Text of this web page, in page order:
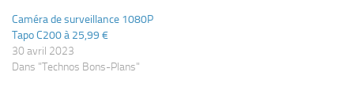
Caméra de surveillance 1080P
Tapo C200 à 25,99 €
30 avril 2023
Dans "Technos Bons-Plans"